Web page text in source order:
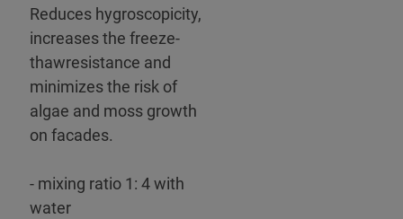
Reduces hygroscopicity,
increases the freeze-
thawresistance and
minimizes the risk of
algae and moss growth
on facades.
- mixing ratio 1: 4 with
water